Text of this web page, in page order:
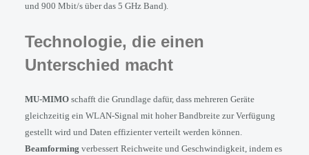
und 900 Mbit/s über das 5 GHz Band).
Technologie, die einen
Unterschied macht
MU-MIMO schafft die Grundlage dafür, dass mehreren Geräte
gleichzeitig ein WLAN-Signal mit hoher Bandbreite zur Verfügung
Beamforming verbessert Reichweite und Geschwindigkeit, indem es